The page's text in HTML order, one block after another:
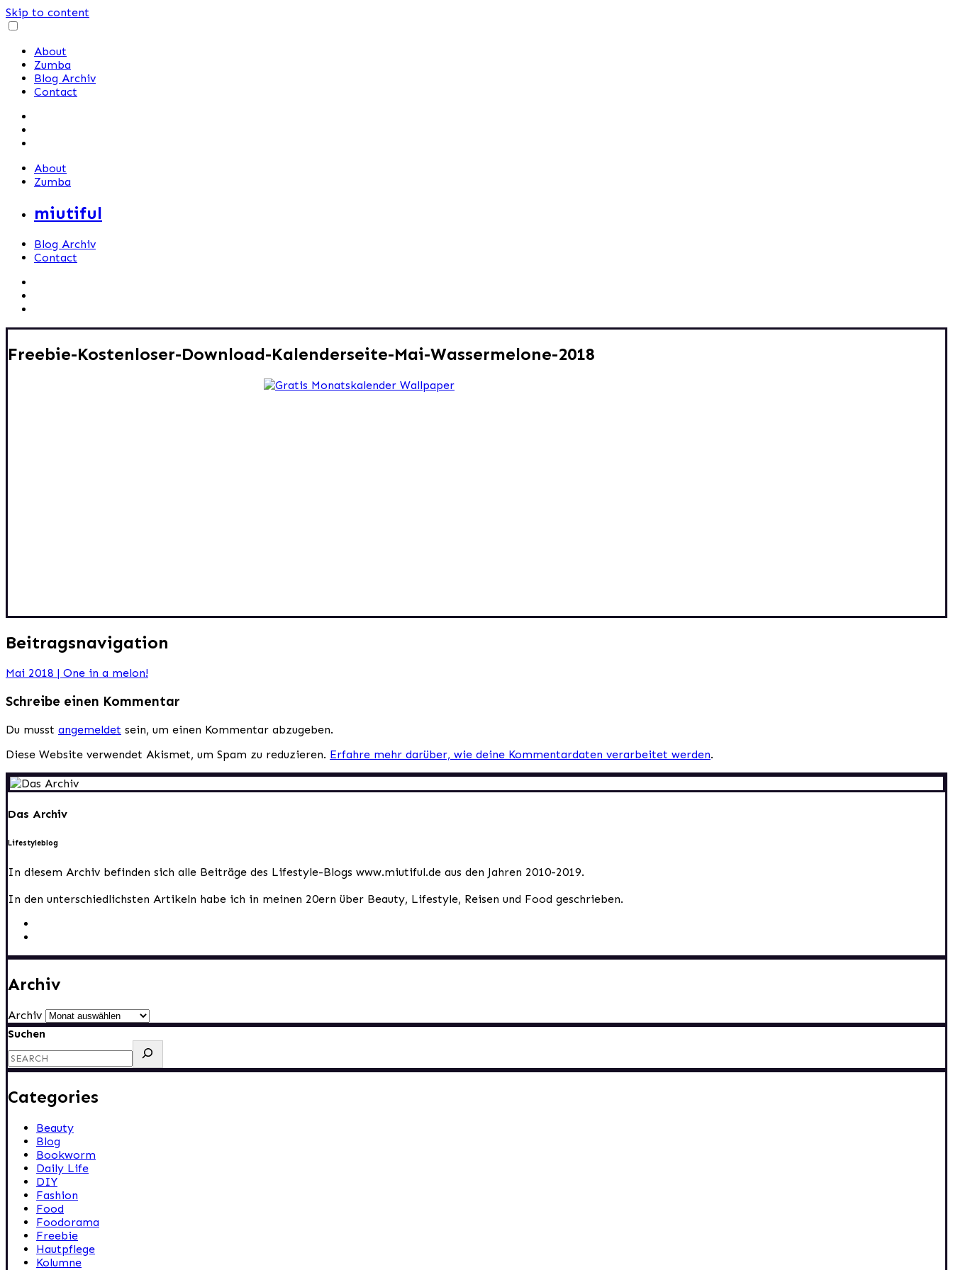
Skip to content
About
Zumba
Blog Archiv
Contact
About
Zumba
miutiful
Blog Archiv
Contact
Freebie-Kostenloser-Download-Kalenderseite-Mai-Wassermelone-2018
Beitragsnavigation
Mai 2018 | One in a melon!
Schreibe einen Kommentar
Du musst angemeldet sein, um einen Kommentar abzugeben.
Diese Website verwendet Akismet, um Spam zu reduzieren. Erfahre mehr darüber, wie deine Kommentardaten verarbeitet werden.
Das Archiv
Lifestyleblog
In diesem Archiv befinden sich alle Beiträge des Lifestyle-Blogs www.miutiful.de aus den Jahren 2010-2019.
In den unterschiedlichsten Artikeln habe ich in meinen 20ern über Beauty, Lifestyle, Reisen und Food geschrieben.
Archiv
Archiv
Suchen
Categories
Beauty
Blog
Bookworm
Daily Life
DIY
Fashion
Food
Foodorama
Freebie
Hautpflege
Kolumne